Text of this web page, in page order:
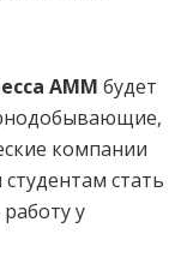
АММ будет
компании
стать
у